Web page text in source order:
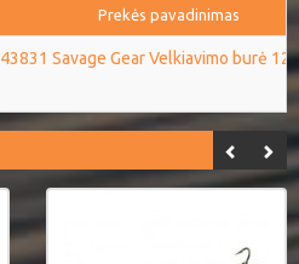
Prekės pavadinimas
43831 Savage Gear Velkiavimo burė